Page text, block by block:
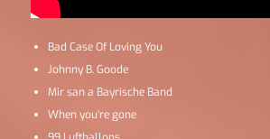
Bad Case Of Loving You
Johnny B. Goode
Mir san a Bayrische Band
When you’re gone